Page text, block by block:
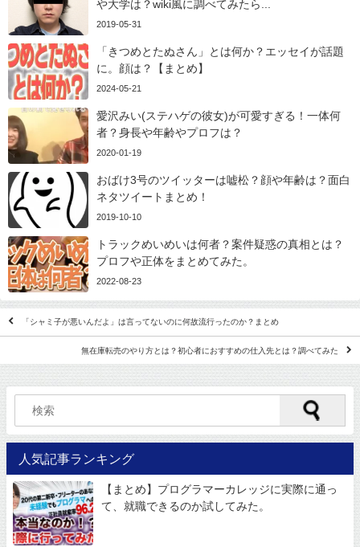
や大学は？wiki風に調べてみたら...
2019-05-31
「きつめとたぬさん」とは何か？エッセイが話題
に。顔は？【まとめ】
2024-05-21
愛沢みい(ステハゲの彼女)が可愛すぎる！一体何
者？身長や年齢やプロフは？
2020-01-19
おばけ3号のツイッターは嘘松？顔や年齢は？面白
ネタツイートまとめ！
2019-10-10
トラックめいめいは何者？案件疑惑の真相とは？
プロフや正体をまとめてみた。
2022-08-23
「シャミ子が悪いんだよ」は言ってないのに何故流行ったのか？まとめ
無在庫転売のやり方とは？初心者におすすめの仕入先とは？調べてみた
人気記事ランキング
【まとめ】プログラマーカレッジに実際に通っ
て、就職できるのか試してみた。